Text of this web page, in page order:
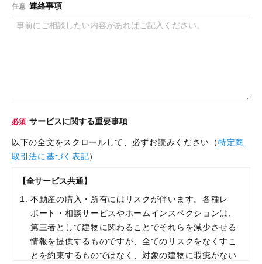
任意 連絡事項
必須 サービスに関する重要事項
以下の全文をスクロールして、必ずお読みください（特定商
取引法に基づく表記）
【全サービス共通】
不動産の購入・所有にはリスクが伴います。各種レ
ポート・相談サービスやホームインスペクションは、
第三者として建物に関わることでそれらを減少させる
情報を提供するものですが、全てのリスクをなくすこ
とを約束するものではなく、対象の建物に瑕疵がない